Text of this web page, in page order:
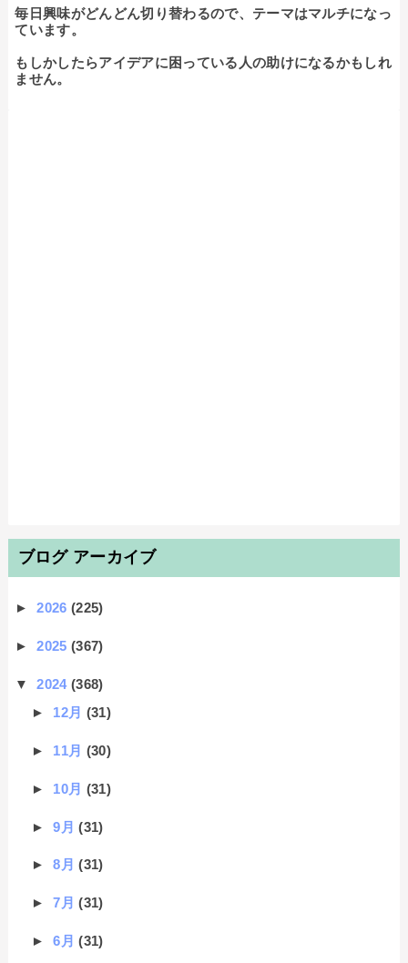
毎日興味がどんどん切り替わるので、テーマはマルチになっ
ています。
もしかしたらアイデアに困っている人の助けになるかもしれ
ません。
ブログ アーカイブ
►2026(225)
►2025(367)
▼2024(368)
► 12月 (31)
► 11月 (30)
► 10月 (31)
►9月(31)
►8月(31)
►7月(31)
►6月(31)